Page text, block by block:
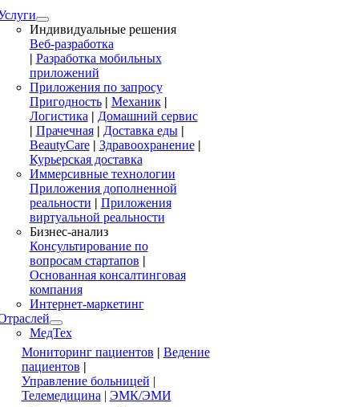
Индивидуальные решения
Веб-разработка
| Разработка мобильных
приложений
Приложения по запросу
Пригодность| Механик|
Логистика| Домашний сервис
| Прачечная | Доставка еды |
BeautyCare | Здравоохранение |
Курьерская доставка
Иммерсивные технологии
Приложения дополненной
реальности | Приложения
виртуальной реальности
Бизнес-анализ
Консультирование по
вопросам стартапов |
Основанная консалтинговая
компания
Интернет-маркетинг
МедТех
Мониторинг пациентов | Ведение
пациентов |
Управление больницей |
Телемедицина| ЭМК/ЭМИ